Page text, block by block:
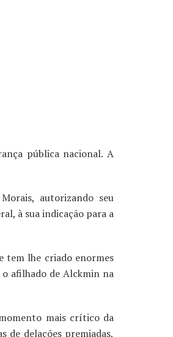
pública nacional. A
autorizando seu
à sua indicação para a
tem lhe criado enormes
afilhado de Alckmin na
mais crítico da
de delações premiadas,